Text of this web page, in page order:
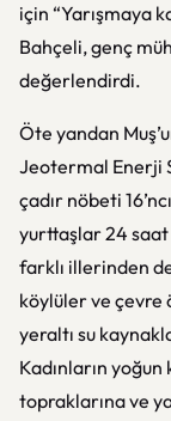
için “Yarışmaya
Bahçeli, genç
değerlendirdi.
Öte yandan
Jeotermal Enerji
çadır nöbeti
yurttaşlar 24 saat
farklı illerinden
köylüler ve çevre
yeraltı su
Kadınların
topraklarına ve